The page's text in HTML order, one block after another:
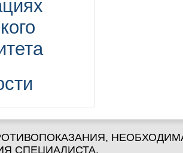
СПЕЦИАЛИСТА.